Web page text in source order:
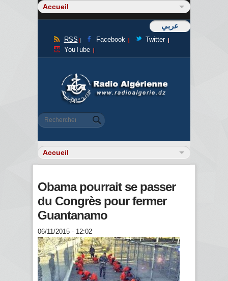
عربي
RSS Facebook
Twitter
YouTube
Formulaire de recherche
Rechercher
Obama pourrait se passer
du Congrès pour fermer
Guantanamo
06/11/2015 - 12:02